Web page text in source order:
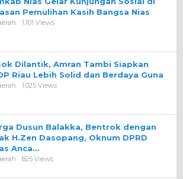
Pemulihan Kasih Bangsa Nias
1,101 Views
Dilantik, Amran Tambi Siapkan
Riau Lebih Solid dan Berdaya Guna
1,025 Views
Dusun Balakka, Bentrok dengan
H.Zen Dasopang, Oknum DPRD
Anca…
825 Views